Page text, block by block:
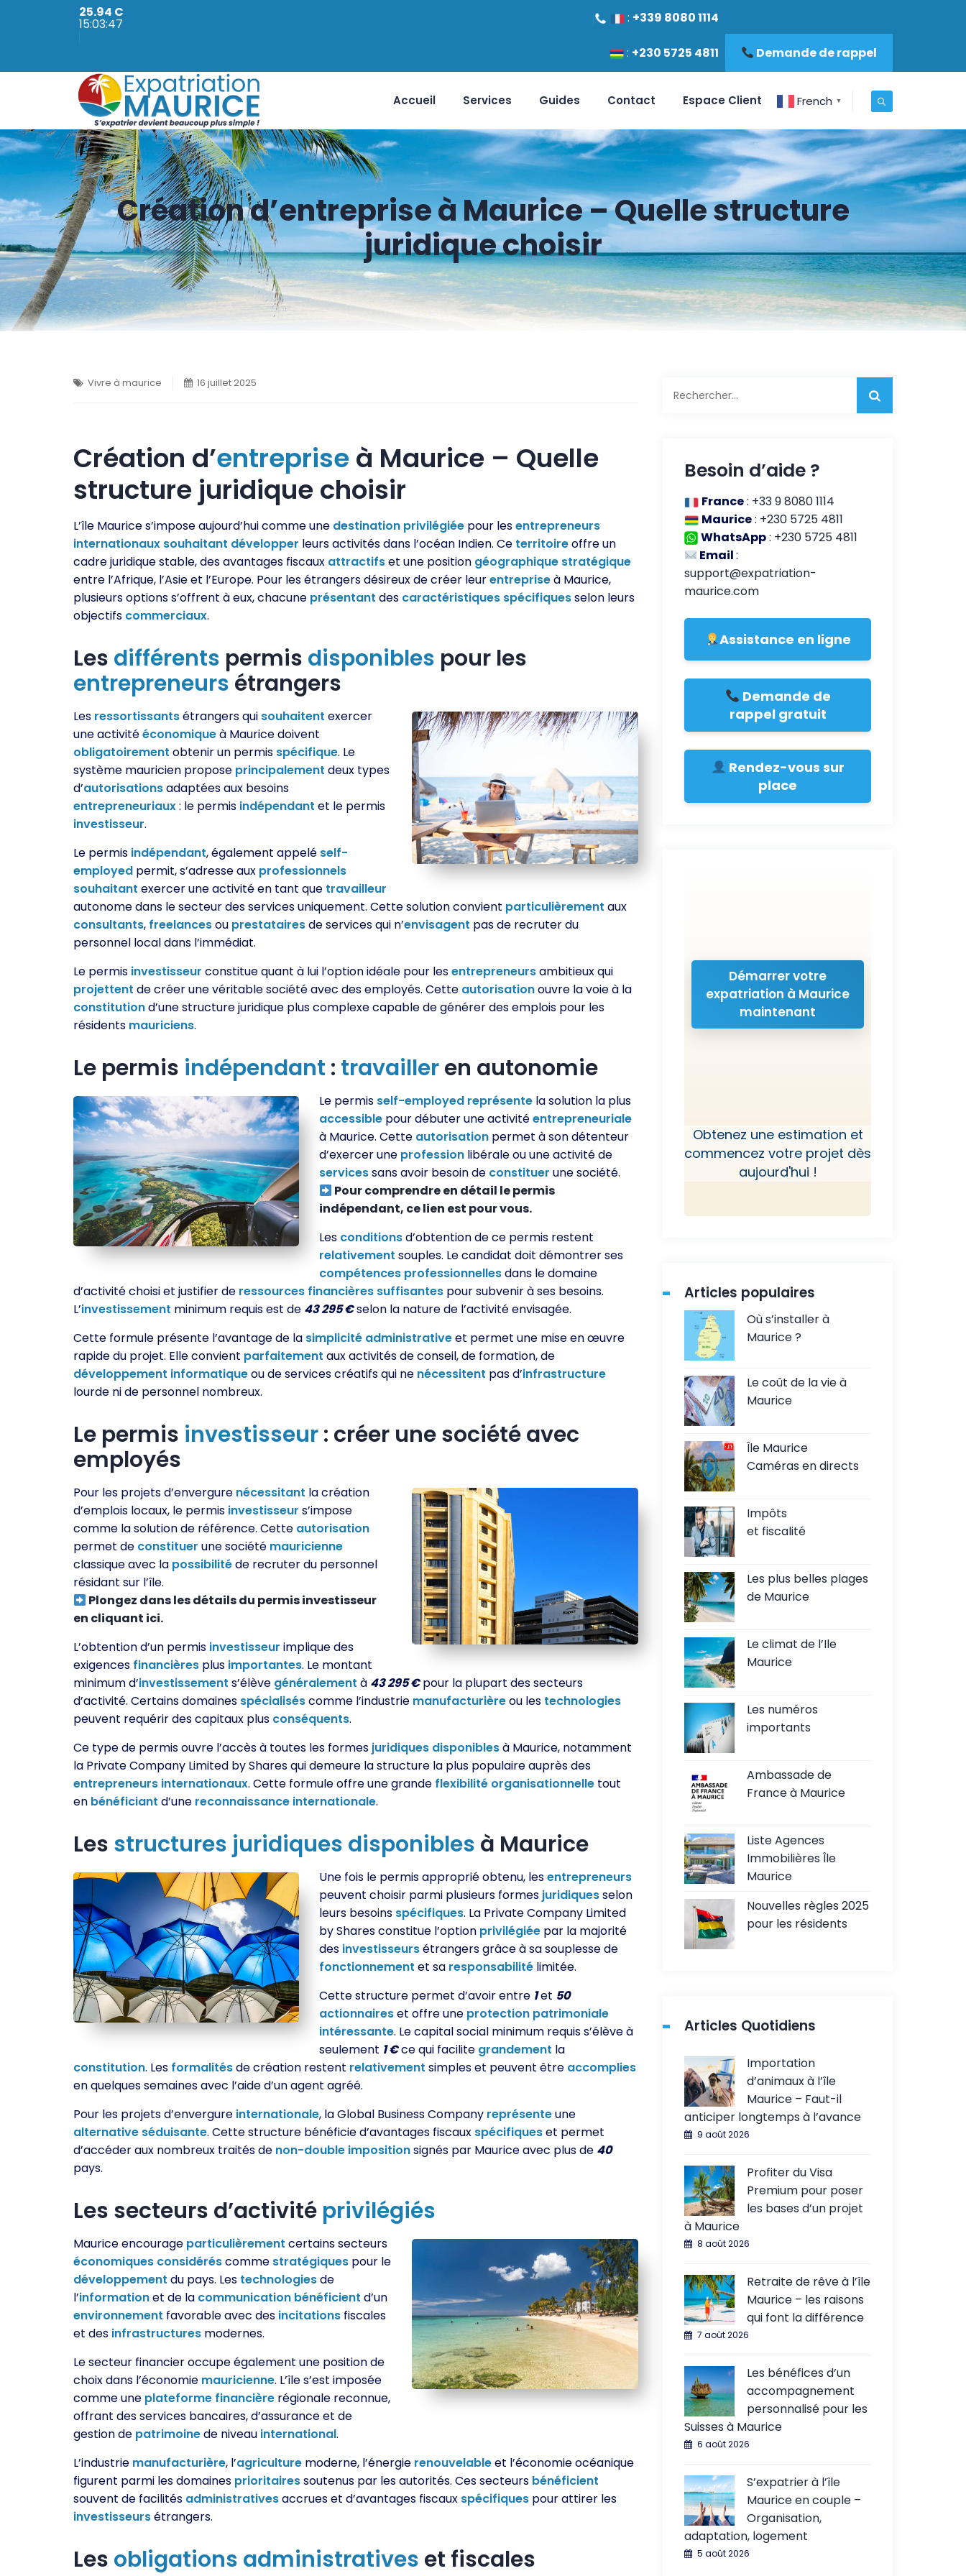
25.94 C
15:03:48 : +339 8080 1114
: +230 5725 4811 Demande de rappel
Accueil Services Guides Contact Espace Client French ▼
Création d’entreprise à Maurice – Quelle structure
juridique choisir
Vivre à maurice 16 juillet 2025
Création d’entrepriseà Maurice – Quelle
structure juridique choisir
L’île Maurice s’impose aujourd’hui comme une destination privilégiée pour lesentrepreneurs
internationaux souhaitant développer leurs activités dans l’océan Indien. Ce territoireoffre un
cadre juridique stable, des avantages fiscaux attractifset une position géographique stratégique
entre l’Afrique, l’Asie et l’Europe. Pour les étrangers désireux de créer leurentrepriseà Maurice,
plusieurs options s’offrent à eux, chacune présentant des caractéristiques spécifiquesselon leurs
objectifs commerciaux.
Les différents permis disponibles pour les
entrepreneurs étrangers
Les ressortissantsétrangers qui souhaitent exercer
une activitééconomiqueà Maurice doivent
obligatoirement obtenir un permis spécifique. Le
système mauricien propose principalement deux types
d’autorisationsadaptées aux besoins
entrepreneuriaux: le permis indépendant et le permis
investisseur.
Le permis indépendant, également appelé self-
employed permit, s’adresse aux professionnels
souhaitant exercer une activité en tant que travailleur
autonome dans le secteur des services uniquement. Cette solution convient particulièrement aux
consultants, freelancesou prestatairesde services qui n’envisagent pas de recruter du
personnel local dans l’immédiat.
Le permis investisseur constitue quant à lui l’option idéale pour lesentrepreneursambitieux qui
projettent de créer une véritable société avec des employés. Cette autorisationouvre la voie à la
constitutiond’une structure juridique plus complexe capable de générer des emplois pour les
résidents mauriciens.
Le permis indépendant : travailleren autonomie
Le permis self-employed représente la solution la plus
accessible pour débuter une activitéentrepreneuriale
à Maurice. Cette autorisation permet à son détenteur
d’exercer une profession libérale ou une activité de
servicessans avoir besoin de constituer une société.
Pour comprendre en détail le permis
indépendant, ce lien est pour vous.
Les conditionsd’obtention de ce permis restent
relativement souples. Le candidat doit démontrer ses
compétences professionnellesdans le domaine
d’activité choisi et justifier de ressources financières suffisantes pour subvenir à ses besoins.
L’investissement minimum requis est de 43 295 €selon la nature de l’activité envisagée.
Cette formule présente l’avantage de la simplicité administrativeet permet une mise en œuvre
rapide du projet. Elle convient parfaitement aux activités de conseil, de formation, de
développement informatiqueou de services créatifs qui ne nécessitent pas d’infrastructure
lourde ni de personnel nombreux.
Le permis investisseur: créer une société avec
employés
Pour les projets d’envergure nécessitant la création
d’emplois locaux, le permis investisseur s’impose
comme la solution de référence. Cette autorisation
permet de constituer une société mauricienne
classique avec la possibilitéde recruter du personnel
résidant sur l’île.
Plongez dans les détails du permis investisseur
en cliquant ici.
L’obtention d’un permis investisseur implique des
exigences financières plus importantes. Le montant
minimum d’investissement s’élève généralement à 43 295 €pour la plupart des secteurs
d’activité. Certains domaines spécialiséscomme l’industrie manufacturièreou les technologies
peuvent requérir des capitaux plus conséquents.
Ce type de permis ouvre l’accès à toutes les formes juridiques disponiblesà Maurice, notamment
la Private Company Limited by Shares qui demeure la structure la plus populaire auprès des
entrepreneurs internationaux. Cette formule offre une grande flexibilité organisationnelle tout
en bénéficiant d’une reconnaissance internationale.
Les structures juridiques disponibles à Maurice
Une fois le permis approprié obtenu, lesentrepreneurs
peuvent choisir parmi plusieurs formes juridiquesselon
leurs besoins spécifiques. La Private Company Limited
by Shares constitue l’option privilégiée par la majorité
des investisseursétrangers grâce à sa souplesse de
fonctionnement et sa responsabilité limitée.
Cette structure permet d’avoir entre 1et 50
actionnaireset offre une protection patrimoniale
intéressante. Le capital social minimum requis s’élève à
seulement 1 €ce qui facilite grandement la
constitution. Les formalitésde création restent relativement simples et peuvent être accomplies
en quelques semaines avec l’aide d’un agent agréé.
Pour les projets d’envergure internationale, la Global Business Company représenteune
alternative séduisante. Cette structure bénéficie d’avantages fiscaux spécifiqueset permet
d’accéder aux nombreux traités de non-double impositionsignés par Maurice avec plus de 40
pays.
Les secteurs d’activité privilégiés
Maurice encourage particulièrement certains secteurs
économiques considéréscomme stratégiques pour le
développement du pays. Les technologiesde
l’informationet de la communication bénéficient d’un
environnement favorable avec des incitations fiscales
et des infrastructures modernes.
Le secteur financier occupe également une position de
choix dans l’économie mauricienne. L’île s’est imposée
comme une plateforme financière régionale reconnue,
offrant des services bancaires, d’assurance et de
gestion de patrimoinede niveau international.
L’industrie manufacturière, l’agriculture moderne, l’énergie renouvelableet l’économie océanique
figurent parmi les domaines prioritairessoutenus par les autorités. Ces secteurs bénéficient
souvent de facilités administrativesaccrues et d’avantages fiscaux spécifiques pour attirer les
investisseursétrangers.
Les obligations administratives et fiscales
Besoin d’aide ?
France: +33 9 8080 1114
Maurice: +230 5725 4811
WhatsApp: +230 5725 4811
Email:
support@expatriation-
maurice.com
Assistance en ligne
Demande de
rappel gratuit
Rendez-vous sur
place
Démarrer votre
expatriation à Maurice
maintenant
Obtenez une estimation et
commencez votre projet dès
aujourd'hui !
Articles populaires
Où s’installer à
Maurice ?
Le coût de la vie à
Maurice
Île Maurice
Caméras en directs
Impôts
et fiscalité
Les plus belles plages
de Maurice
Le climat de l’Ile
Maurice
Les numéros
importants
Ambassade de
France à Maurice
Liste Agences
Immobilières Île
Maurice
Nouvelles règles 2025
pour les résidents
Articles Quotidiens
Importation
d’animaux à l’île
Maurice – Faut-il
anticiper longtemps à l’avance
9 août 2026
Profiter du Visa
Premium pour poser
les bases d’un projet
à Maurice
8 août 2026
Retraite de rêve à l’île
Maurice – les raisons
qui font la différence
7 août 2026
Les bénéfices d’un
accompagnement
personnalisé pour les
Suisses à Maurice
6 août 2026
S’expatrier à l’île
Maurice en couple –
Organisation,
adaptation, logement
5 août 2026